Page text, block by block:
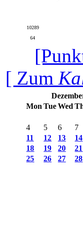
10289
64
[ Zum
Mon TueWed
4 5 6
7
11
12 13
14
18
19 20
21
25
26 27 28